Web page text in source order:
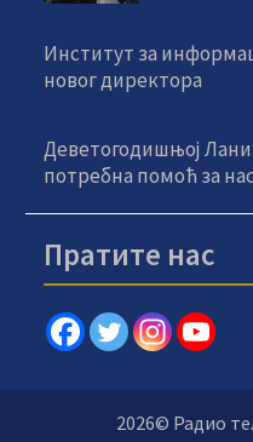
Институт за
новог директора
Деветогодишњој
потребна помоћ за
Пратите нас
2026© Радио